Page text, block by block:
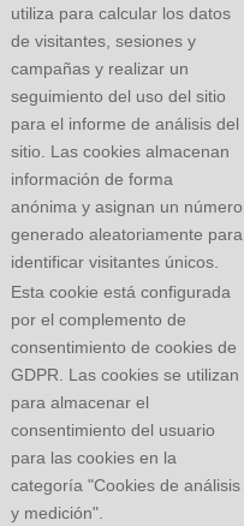
utiliza para calcular los datos
de visitantes, sesiones y
campañas y realizar un
seguimiento del uso del sitio
para el informe de análisis del
sitio. Las cookies almacenan
información de forma
anónima y asignan un número
generado aleatoriamente para
identificar visitantes únicos.
Esta cookie está configurada
por el complemento de
consentimiento de cookies de
GDPR. Las cookies se utilizan
para almacenar el
consentimiento del usuario
para las cookies en la
categoría "Cookies de análisis
y medición".